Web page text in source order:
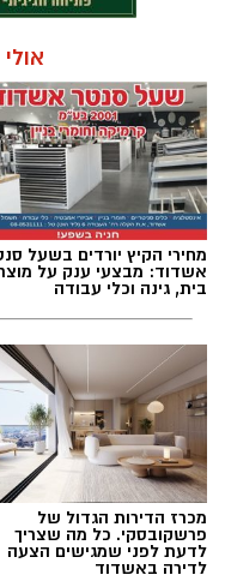
מחירי הקיץ יורדים בשעל
אשדוד: מבצעי ענק על
בית, גינה וכלי עבודה
מכרז הדירות הגדול של
פרשקובסקי. כל מה שצריך
לדעת לפני שמגישים הצעה
לדירה באשדוד